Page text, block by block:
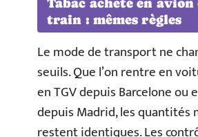
Tabac acheté en avion
train : mêmes règles
Le mode de transport ne
seuils. Que l’on rentre en
en TGV depuis Barcelone ou
depuis Madrid, les quantités
restent identiques. Les